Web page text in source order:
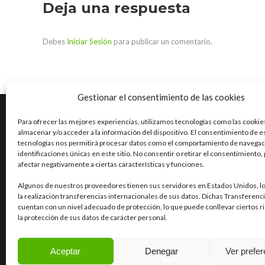
Gestionar el consentimiento de las cookies
Para ofrecer las mejores experiencias, utilizamos tecnologías como las
almacenar y/o acceder a la información del dispositivo. El consentimiento de
tecnologías nos permitirá procesar datos como el comportamiento de
identificaciones únicas en este sitio. No consentir o retirar el consentimiento,
afectar negativamente a ciertas características y funciones.
Algunos de nuestros proveedores tienen sus servidores en Estados Unidos,
la realización transferencias internacionales de sus datos. Dichas
cuentan con un nivel adecuado de protección, lo que puede conllevar ciertos
la protección de sus datos de carácter personal.
Aceptar Denegar Ver
Deja una respuesta
Debes Iniciar Sesión para publicar un comentario.
Marea es una empresa con una dilatada experiencia en el
ciclo integral del agua y otros campos como la industria, la
agricultura, el sector alimentario o la minería.Ver RSE
LinkedIn